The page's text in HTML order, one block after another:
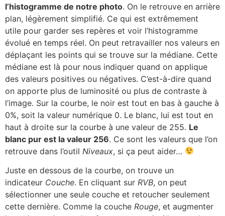
l’histogramme de notre photo. On le retrouve en arrière
plan, légèrement simplifié. Ce qui est extrêmement
utile pour garder ses repères et voir l’histogramme
évolué en temps réel. On peut retravailler nos valeurs en
déplaçant les points qui se trouve sur la médiane. Cette
médiane est là pour nous indiquer quand on applique
des valeurs positives ou négatives. C’est-à-dire quand
on apporte plus de luminosité ou plus de contraste à
l’image. Sur la courbe, le noir est tout en bas à gauche à
0%, soit la valeur numérique 0. Le blanc, lui est tout en
haut à droite sur la courbe à une valeur de 255. Le
blanc pur est la valeur 256. Ce sont les valeurs que l’on
retrouve dans l’outil Niveaux, si ça peut aider…
Juste en dessous de la courbe, on trouve un
indicateur Couche. En cliquant sur RVB, on peut
sélectionner une seule couche et retoucher seulement
cette dernière. Comme la couche Rouge, et augmenter